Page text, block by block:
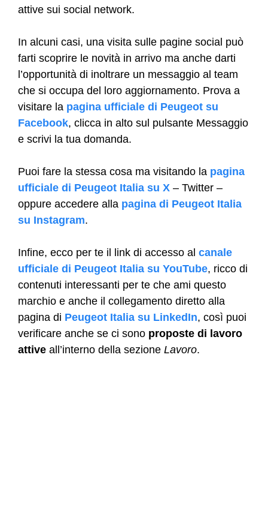
attive sui social network.
In alcuni casi, una visita sulle pagine social può
farti scoprire le novità in arrivo ma anche darti
l’opportunità di inoltrare un messaggio al team
che si occupa del loro aggiornamento. Prova a
visitare la pagina ufficiale di Peugeot su
Facebook, clicca in alto sul pulsante Messaggio
e scrivi la tua domanda.
Puoi fare la stessa cosa ma visitando la pagina
ufficiale di Peugeot Italia su X – Twitter –
oppure accedere alla pagina di Peugeot Italia
su Instagram.
Infine, ecco per te il link di accesso al canale
ufficiale di Peugeot Italia su YouTube, ricco di
contenuti interessanti per te che ami questo
marchio e anche il collegamento diretto alla
pagina di Peugeot Italia su LinkedIn, così puoi
verificare anche se ci sono proposte di lavoro
attive all’interno della sezione Lavoro.